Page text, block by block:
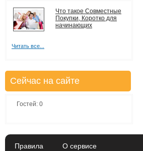
Что такое Совместные
Покупки, Коротко для
начинающих
Читать все...
Сейчас на сайте
Гостей: 0
Правила О сервисе